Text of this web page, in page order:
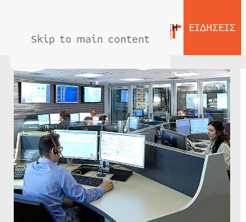
Skip to main content
ΑΡΧΙΚΗ ΕΙΔΗΣΕΙΣ